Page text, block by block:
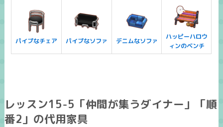
パイプなチェア パイプなソファ デニムなソファ
ハッピーハロウ
ィンのベンチ
レッスン15-5「仲間が集うダイナー」「順
番2」の代用家具